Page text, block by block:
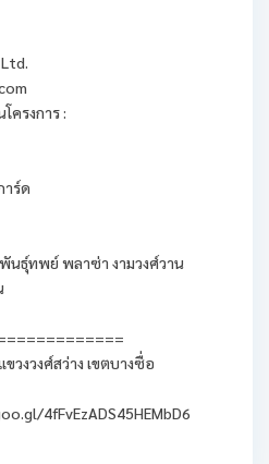
ครงการ :
าร์ด
นธุ์ทพย์ พลาซ่า งามวงศ์วาน
วงวงศ์สว่าง เขตบางซื่อ
4fFvEzADS45HEMbD6